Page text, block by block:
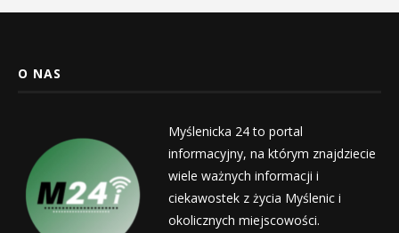
O NAS
Myślenicka 24 to portal
informacyjny, na którym znajdziecie
wiele ważnych informacji i
ciekawostek z życia Myślenic i
okolicznych miejscowości.